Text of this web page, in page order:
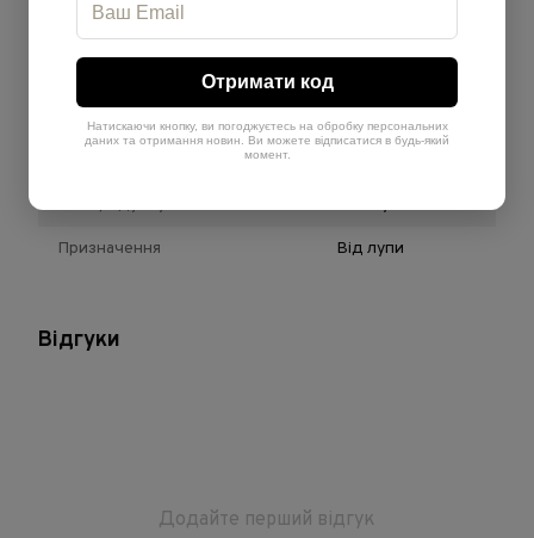
Характеристики
Призначення Від лупи
Відгуки
Додайте перший відгук
Отримати код
Натискаючи кнопку, ви погоджуєтесь на обробку персональних
даних та отримання новин. Ви можете відписатися в будь-який
момент.